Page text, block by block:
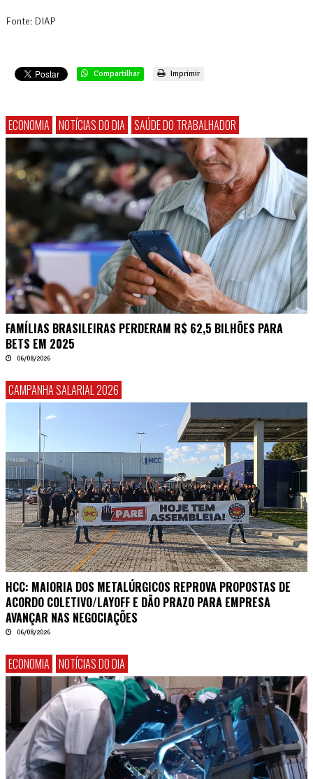
Fonte: DIAP
Compartilhar Imprimir
ECONOMIA NOTÍCIAS DO DIA SAÚDE DO TRABALHADOR
FAMÍLIAS BRASILEIRAS PERDERAM R$ 62,5 BILHÕES PARA
BETS EM 2025
06/08/2026
CAMPANHA SALARIAL 2026
HCC: MAIORIA DOS METALÚRGICOS REPROVA PROPOSTAS DE
ACORDO COLETIVO/LAYOFF E DÃO PRAZO PARA EMPRESA
AVANÇAR NAS NEGOCIAÇÕES
06/08/2026
ECONOMIA NOTÍCIAS DO DIA